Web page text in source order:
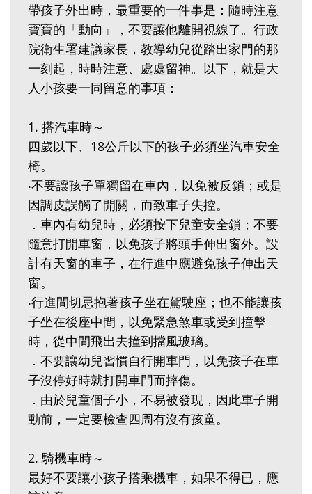
帶孩子外出時，最重要的一件事是：隨時注意
寶寶的「動向」，不要讓他離開視線了。行政
院衛生署建議家長，教導幼兒從踏出家門的那
一刻起，時時注意、處處留神。以下，就是大
人小孩要一同留意的事項：
1. 搭汽車時～
四歲以下、18公斤以下的孩子必須坐汽車安全
椅。
‧不要讓孩子單獨留在車內，以免被反鎖；或是
因調皮誤觸了開關，而致車子失控。
．車內有幼兒時，必須按下兒童安全鎖；不要
隨意打開車窗，以免孩子將頭手伸出窗外。設
計有天窗的車子，在行進中應避免孩子伸出天
窗。
‧行進間切忌抱著孩子坐在駕駛座；也不能讓孩
子坐在後座中間，以免緊急煞車或受到撞擊
時，從中間飛出去撞到擋風玻璃。
．不要讓幼兒習慣自行開車門，以免孩子在車
子沒停好時就打開車門而摔傷。
．由於兒童個子小，不易被發現，因此車子開
動前，一定要檢查四周有沒有孩童。
2. 騎機車時～
最好不要讓小孩子搭乘機車，如果不得已，應